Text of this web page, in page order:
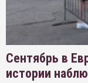
Сентябрь в
истории